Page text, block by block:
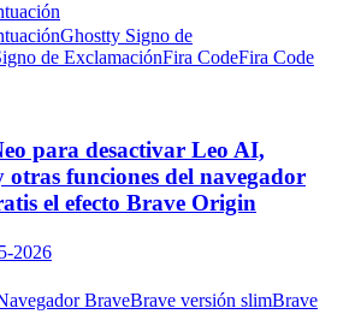
Ghostty Signo de
de ExclamaciónFira CodeFira Code
para desactivar Leo AI,
otras funciones del navegador
el efecto Brave Origin
2026
BraveBrave versión slimBrave